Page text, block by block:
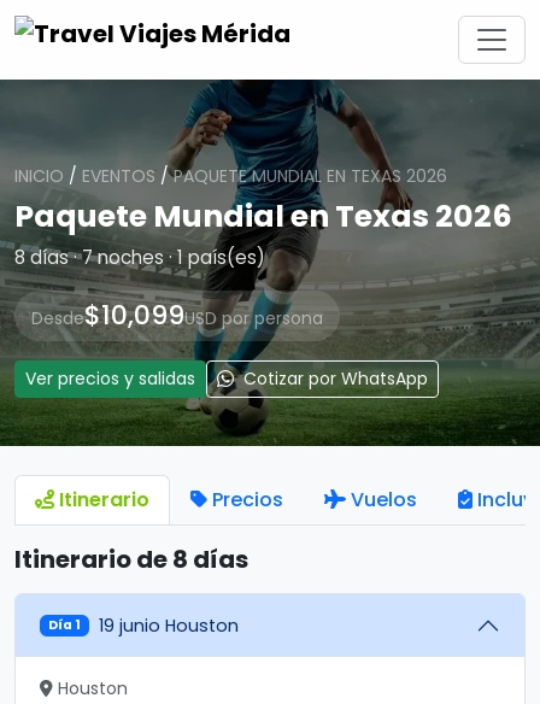
INICIO / EVENTOS /PAQUETE MUNDIAL EN TEXAS 2026
Paquete Mundial en Texas 2026
8 días · 7 noches · 1 país(es)
Desde$10,099USD por persona
Ver precios y salidas Cotizar por WhatsApp
Itinerario Precios Vuelos
Itinerario de 8 días
Día 1 19 junio Houston
Houston